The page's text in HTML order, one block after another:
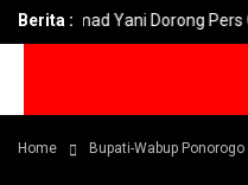
Berita :Yani Dorong Pers Gresik
Home Bupati-Wabup Ponorogo